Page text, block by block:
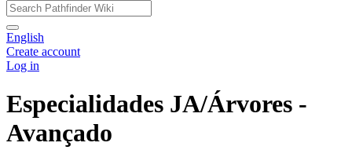
English
Create account
Log in
Especialidades JA/Árvores -
Avançado